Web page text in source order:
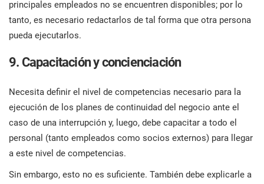
principales empleados no se encuentren disponibles; por lo
tanto, es necesario redactarlos de tal forma que otra persona
pueda ejecutarlos.
9. Capacitación y concienciación
Necesita definir el nivel de competencias necesario para la
ejecución de los planes de continuidad del negocio ante el
caso de una interrupción y, luego, debe capacitar a todo el
personal (tanto empleados como socios externos) para llegar
a este nivel de competencias.
Sin embargo, esto no es suficiente. También debe explicarle a